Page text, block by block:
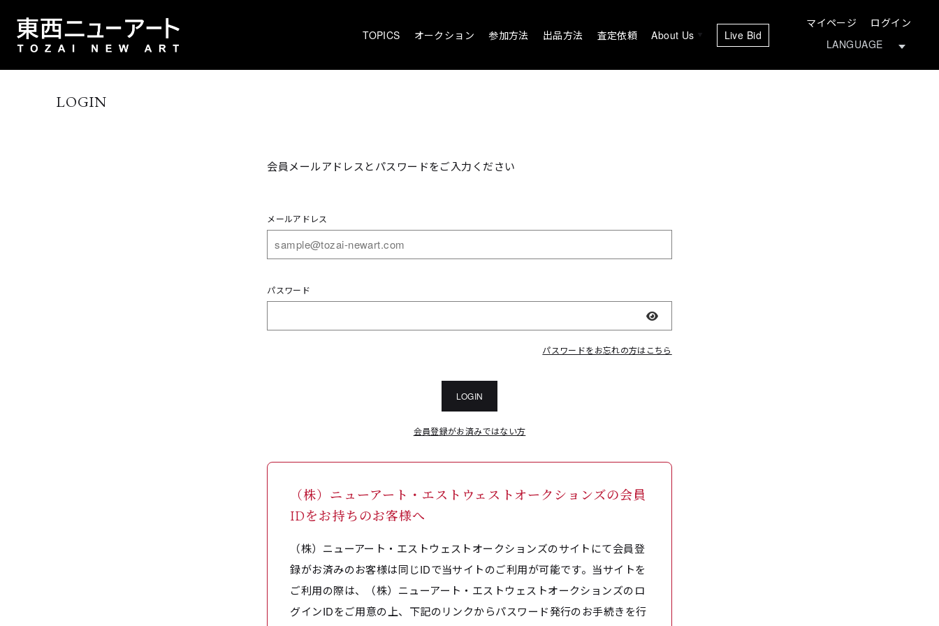
TOPICS オークション 参加方法 出品方法 査定依頼 About Us Live Bid
マイページ ログイン
LOGIN
会員メールアドレスとパスワードをご入力ください
メールアドレス
パスワード
表示
パスワードをお忘れの方はこちら
LOGIN
会員登録がお済みではない方
（株）ニューアート・エストウェストオークションズの会員
IDをお持ちのお客様へ
（株）ニューアート・エストウェストオークションズのサイトにて会員登
録がお済みのお客様は同じIDで当サイトのご利用が可能です。当サイトを
ご利用の際は、（株）ニューアート・エストウェストオークションズのロ
グインIDをご用意の上、下記のリンクからパスワード発行のお手続きを行